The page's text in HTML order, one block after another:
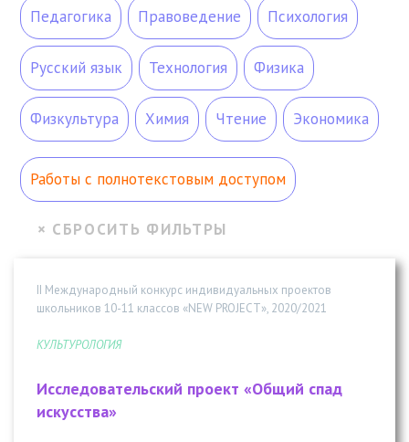
Педагогика Правоведение Психология
Русский язык Технология Физика
Физкультура Химия Чтение Экономика
Работы с полнотекстовым доступом
II Международный конкурс индивидуальных проектов
школьников 10-11 классов «NEW PROJECT», 2020/2021
КУЛЬТУРОЛОГИЯ
Исследовательский проект «Общий спад
искусства»